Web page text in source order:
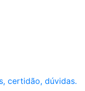
certidão, dúvidas.